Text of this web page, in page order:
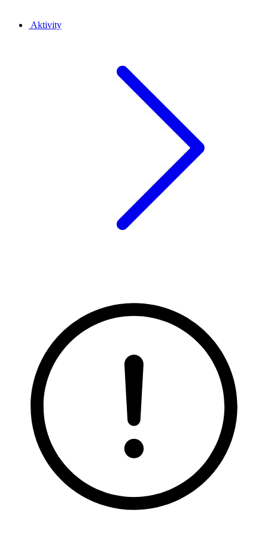
Aktivity